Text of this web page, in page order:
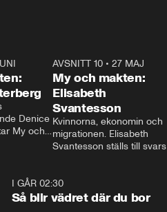
23:40
Denice
My och
AVSNITT 10 •27 MAJ
My och makten:
Elisabeth
Svantesson
Kvinnorna, ekonomin och
migrationen. Elisabeth
Svantesson ställs till svars
I GÅR 02:30
Så blir vädret där du bor